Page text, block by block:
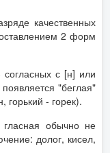
качественных
2 форм
согласных с [н] или
"беглая"
горький - горек).
обычно не
долог, кисел,